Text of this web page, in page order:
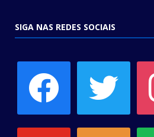
SIGA NAS REDES SOCIAIS